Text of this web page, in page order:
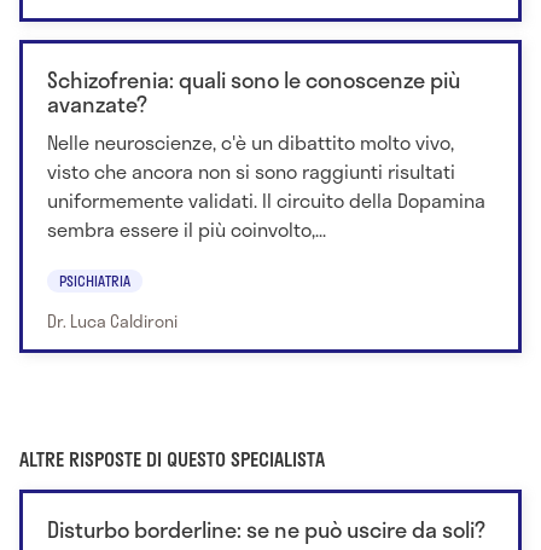
Schizofrenia: quali sono le conoscenze più
avanzate?
Nelle neuroscienze, c'è un dibattito molto vivo,
visto che ancora non si sono raggiunti risultati
uniformemente validati. Il circuito della Dopamina
sembra essere il più coinvolto,...
PSICHIATRIA
Dr. Luca Caldironi
ALTRE RISPOSTE DI QUESTO SPECIALISTA
Disturbo borderline: se ne può uscire da soli?